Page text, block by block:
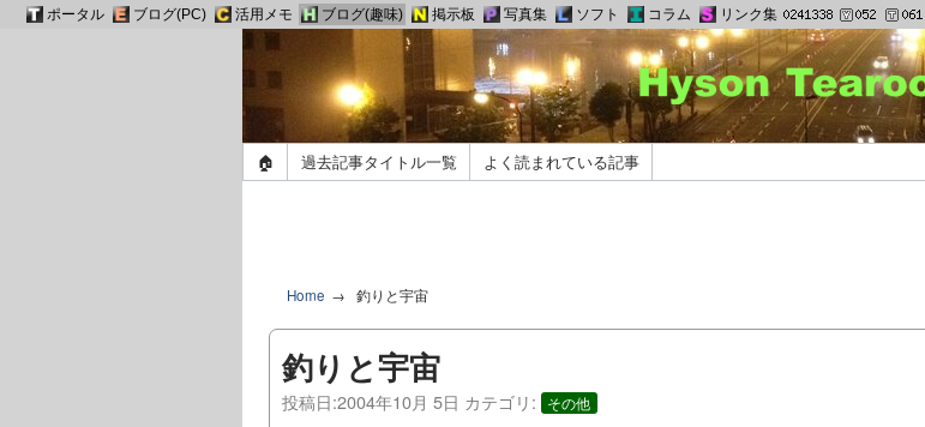
🏠 過去記事タイトル一覧 よく読まれている記事
Home 釣りと宇宙
釣りと宇宙
投稿日:2004年10月 5日 カテゴリ: その他
ポータル ブログ(PC) 活用メモ ブログ(趣味) 掲示板 写真集 ソフト コラム リンク集